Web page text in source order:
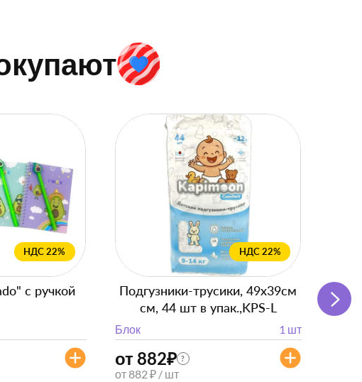
НДС 22%
с ручкой
НДС 22%
Подгузники-трусики, 49x39см
см, 44 шт в упак.,KPS-L
Блок 1 шт
от 882₽ ?
от 882 ₽ / шт